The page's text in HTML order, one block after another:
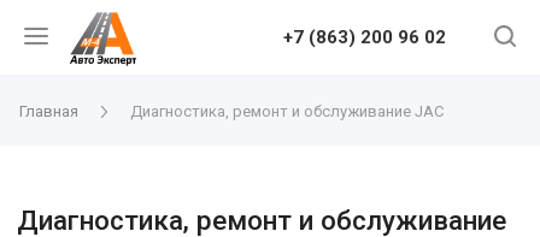
+7 (863) 200 96 02
Главная Диагностика, ремонт и обслуживание JAC
Диагностика, ремонт и обслуживание